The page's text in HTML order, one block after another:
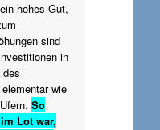
hohes Gut,
sind
in
des
wie
So
Lot war,